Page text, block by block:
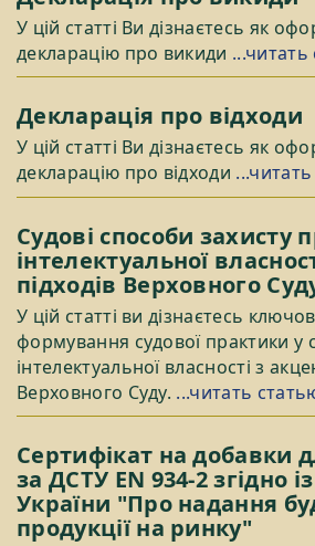
У цій статті Ви дізнаєтесь як
декларацію про викиди
Декларація про відходи
У цій статті Ви дізнаєтесь як
декларацію про відходи
Судові способи захисту
інтелектуальної
підходів Верховного
У цій статті ви дізнаєтесь
формування судової практики у
інтелектуальної власності з
Верховного Суду. ...читать
Сертифікат на добавки
за ДСТУ EN 934-2 згідно
України "Про надання
продукції на ринку"